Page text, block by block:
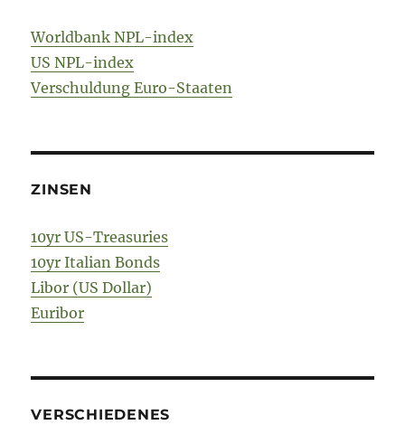
Worldbank NPL-index
US NPL-index
Verschuldung Euro-Staaten
ZINSEN
10yr US-Treasuries
10yr Italian Bonds
Libor (US Dollar)
Euribor
VERSCHIEDENES